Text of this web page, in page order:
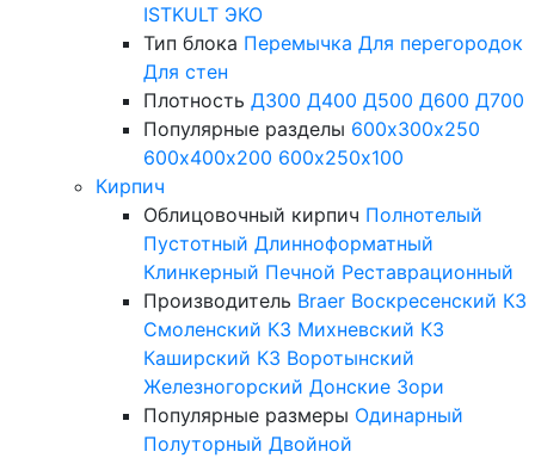
ISTKULT ЭКО
Тип блока Перемычка Для перегородок
Для стен
Плотность Д300 Д400 Д500 Д600 Д700
Популярные разделы 600х300х250
600х400х200 600х250х100
Кирпич
Облицовочный кирпич Полнотелый
Пустотный Длинноформатный
Клинкерный Печной Реставрационный
Производитель Braer Воскресенский КЗ
Смоленский КЗ Михневский КЗ
Каширский КЗ Воротынский
Железногорский Донские Зори
Популярные размеры Одинарный
Полуторный Двойной